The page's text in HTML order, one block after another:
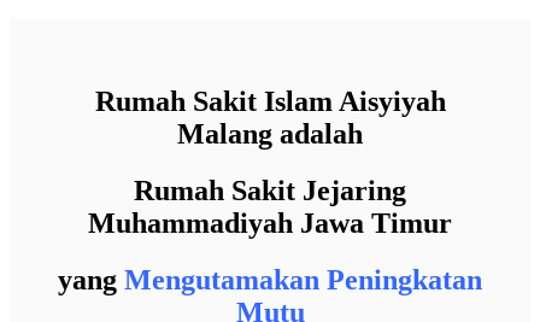
Rumah Sakit Islam Aisyiyah
Malang adalah
Rumah Sakit Jejaring
Muhammadiyah Jawa Timur
yang Mengutamakan Peningkatan
Mutu